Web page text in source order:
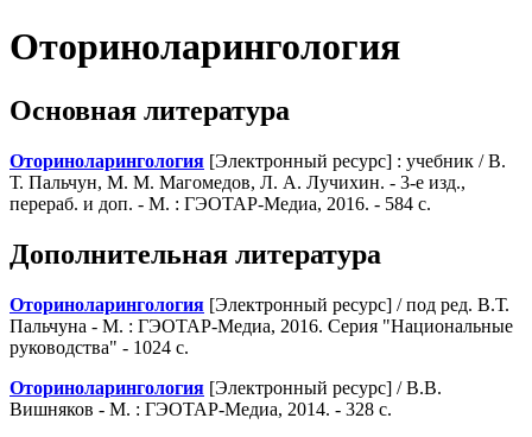
Оториноларингология
Основная литература
Оториноларингология [Электронный ресурс] : учебник / В.
Т. Пальчун, М. М. Магомедов, Л. А. Лучихин. - 3-е изд.,
перераб. и доп. - М. : ГЭОТАР-Медиа, 2016. - 584 с.
Дополнительная литература
Оториноларингология [Электронный ресурс] / под ред. В.Т.
Пальчуна - М. : ГЭОТАР-Медиа, 2016. Серия "Национальные
руководства" - 1024 с.
Оториноларингология [Электронный ресурс] / В.В.
Вишняков - М. : ГЭОТАР-Медиа, 2014. - 328 с.